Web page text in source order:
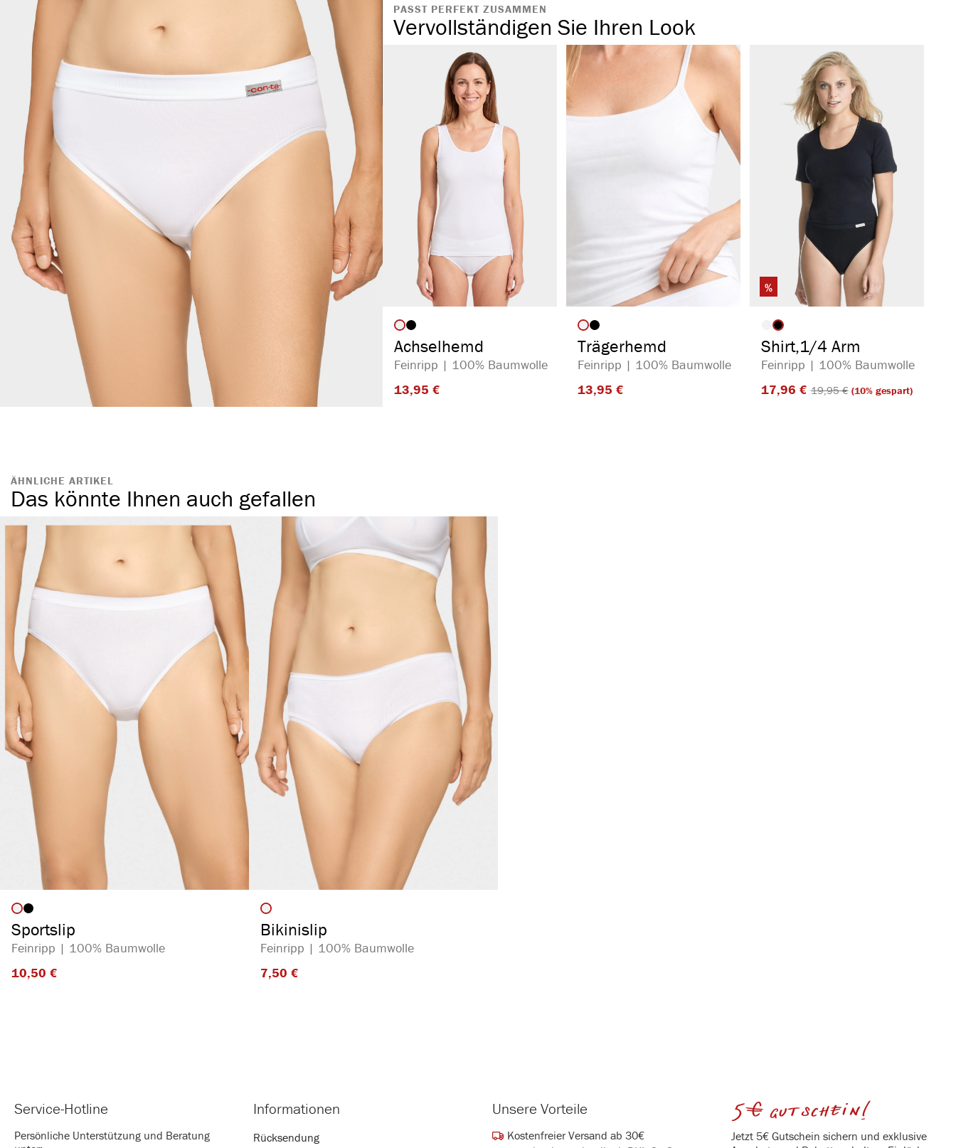
PASST PERFEKT ZUSAMMEN
Vervollständigen Sie Ihren Look
Artikelfarbe
Achselhemd
Feinripp | 100% Baumwolle
13,95 €​
Artikelfarbe
Trägerhemd
Feinripp | 100% Baumwolle
13,95 €​
%
Artikelfarbe
Shirt,1/4 Arm
Feinripp | 100% Baumwolle
17,96 €​ 19,95 €​(10% gespart)
ÄHNLICHE ARTIKEL
Das könnte Ihnen auch gefallen
Artikelfarbe
Sportslip
Feinripp | 100% Baumwolle
10,50 €​
Artikelfarbe
Bikinislip
Feinripp | 100% Baumwolle
7,50 €​
Service-Hotline
Persönliche Unterstützung und Beratung
Informationen
Rücksendung
Unsere Vorteile
Kostenfreier Versand ab 30€
5€ gutschein!
Jetzt 5€ Gutschein sichern und exklusive